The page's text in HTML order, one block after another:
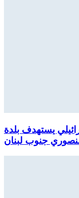
يستهدف بلدة
جنوب لبنان